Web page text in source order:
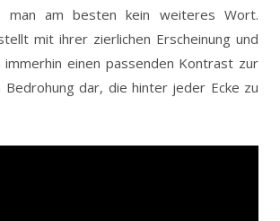
man am besten kein weiteres Wort.
mit ihrer zierlichen Erscheinung und
immerhin einen passenden Kontrast zur
dar, die hinter jeder Ecke zu